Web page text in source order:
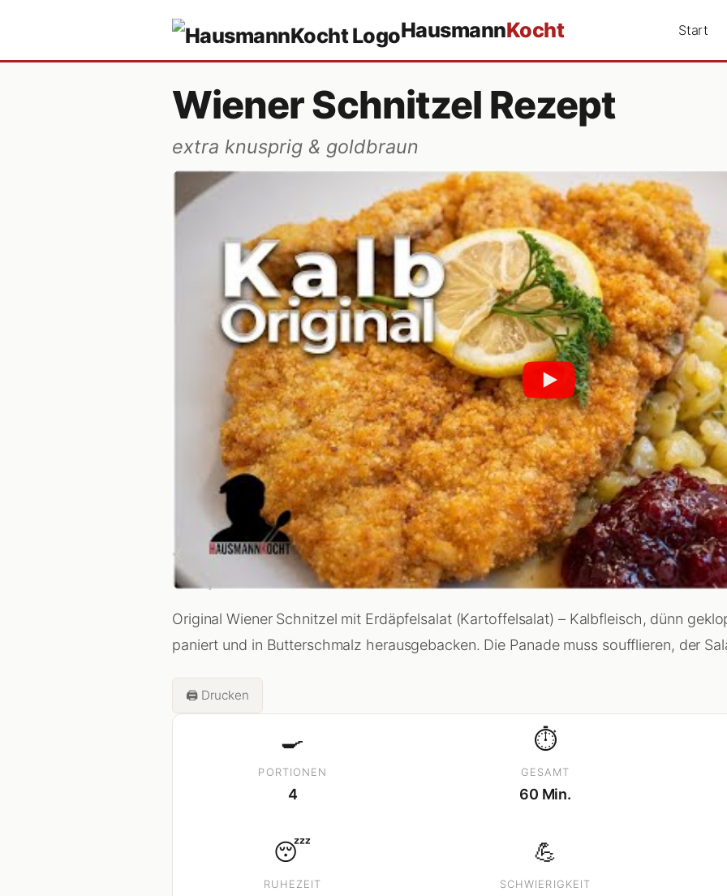
HausmannKocht Start
Wiener Schnitzel Rezept
extra knusprig & goldbraun
Original Wiener Schnitzel mit Erdäpfelsalat (Kartoffelsalat) – Kalbfleisch, dünn
paniert und in Butterschmalz herausgebacken. Die Panade muss soufflieren, der
🖨️ Drucken
🍳
PORTIONEN
4
⏱
GESAMT
60 Min.
😴
RUHEZEIT
💪
SCHWIERIGKEIT